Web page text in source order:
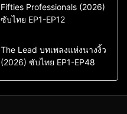
Action & Adventure
Comedy
Drama
ซีรี่ย์เกาหลีซับไทย
Fifties Professionals (2026)
ซับไทย EP1-EP12
Drama
ซีรี่ย์จีน
ซีรี่ย์จีนซับไทย
The Lead บทเพลงแห่งนางงิ้ว
(2026) ซับไทย EP1-EP48